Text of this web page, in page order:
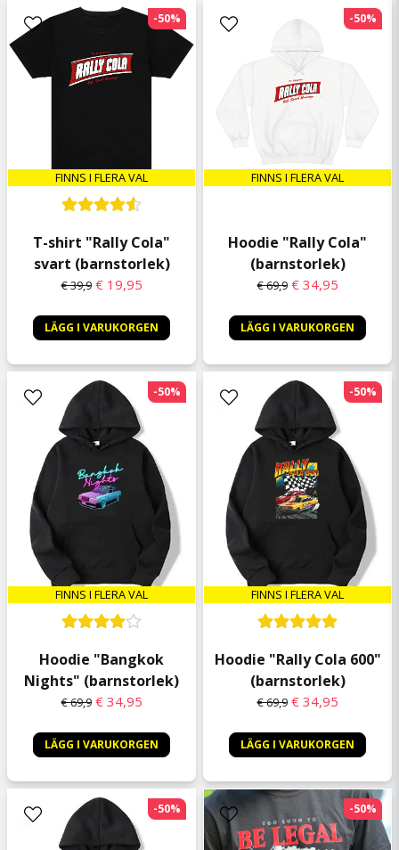
Sebastian
1 vuosi sitten
Barnen är helnöjda med tröjorna. Bra kvalite
och bra passform.
FINNS I FLERA VAL
T-shirt "Rally Cola"
svart (barnstorlek)
€ 39,9 € 19,95
LÄGG I VARUKORGEN
-50%
FINNS I FLERA VAL
Hoodie "Rally Cola"
(barnstorlek)
€ 69,9 € 34,95
LÄGG I VARUKORGEN
-50%
FINNS I FLERA VAL
Hoodie "Bangkok
Nights" (barnstorlek)
€ 69,9 € 34,95
LÄGG I VARUKORGEN
-50%
FINNS I FLERA VAL
Hoodie "Rally Cola 600"
(barnstorlek)
€ 69,9 € 34,95
LÄGG I VARUKORGEN
-50%
-50% -50%